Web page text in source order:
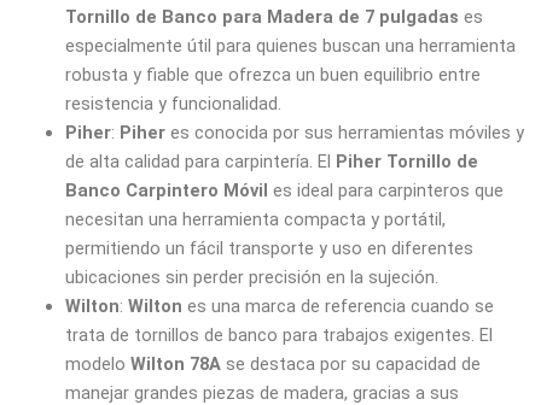
Tornillo de Banco para Madera de 7 pulgadas es
especialmente útil para quienes buscan una herramienta
robusta y fiable que ofrezca un buen equilibrio entre
resistencia y funcionalidad.
Piher: Piheres conocida por sus herramientas móviles y
de alta calidad para carpintería. El Piher Tornillo de
Banco Carpintero Móvil es ideal para carpinteros que
necesitan una herramienta compacta y portátil,
permitiendo un fácil transporte y uso en diferentes
ubicaciones sin perder precisión en la sujeción.
Wilton: Wilton es una marca de referencia cuando se
trata de tornillos de banco para trabajos exigentes. El
modelo Wilton 78Ase destaca por su capacidad de
manejar grandes piezas de madera, gracias a sus